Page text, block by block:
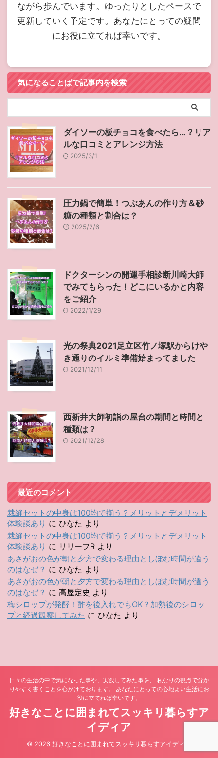
ながら歩んでいます。ゆったりとしたペースで
更新していく予定です。あなたにとっての疑問
にお役に立てれば幸いです。
気になることばで記事内を検索
ダイソーの板チョコを食べたら…？リア
ルな口コミとアレンジ方法
2025/3/1
圧力鍋で簡単！つぶあんの作り方＆砂
糖の種類と割合は？
2025/2/6
ドクターシンの開運手相診断川崎大師
でみてもらった！どこにいるかと内容
をご紹介
2022/1/29
光の祭典2021足立区竹ノ塚駅からけや
き通りのイルミ準備始まってました
2021/12/11
西新井大師初詣の屋台の期間と時間と
種類は？
2021/12/28
最近のコメント
裁縫セットの中身は100均で揃う？メリットとデメリット
体験談あり に ひなた より
裁縫セットの中身は100均で揃う？メリットとデメリット
体験談あり に リリーフR より
あさがおの色が朝と夕方で変わる理由としぼむ時間が違う
のはなぜ？ に ひなた より
あさがおの色が朝と夕方で変わる理由としぼむ時間が違う
のはなぜ？ に 高屋定史 より
梅シロップが発酵！酢を後入れでもOK？加熱後のシロッ
プと経過観察してみた に ひなた より
日々の生活の中で気になった事や、実践してみた事を、 私なりの視点で分か
りやすく書くことを心がけております。 あなたにとっての心地よい生活にお
役に立てれば幸いです。
好きなことに囲まれてスッキリ暮らすア
イディア
© 2026 好きなことに囲まれてスッキリ暮らすアイディア